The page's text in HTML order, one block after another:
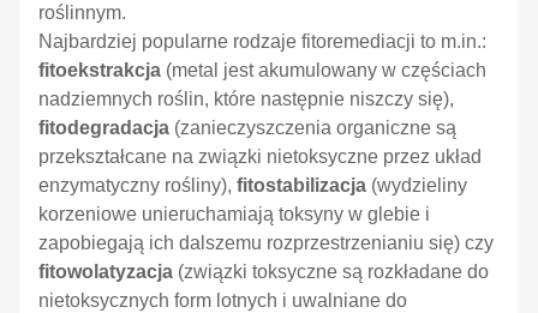
roślinnym.
Najbardziej popularne rodzaje fitoremediacji to m.in.:
fitoekstrakcja (metal jest akumulowany w częściach
nadziemnych roślin, które następnie niszczy się),
fitodegradacja (zanieczyszczenia organiczne są
przekształcane na związki nietoksyczne przez układ
enzymatyczny rośliny), fitostabilizacja (wydzieliny
korzeniowe unieruchamiają toksyny w glebie i
zapobiegają ich dalszemu rozprzestrzenianiu się) czy
fitowolatyzacja (związki toksyczne są rozkładane do
nietoksycznych form lotnych i uwalniane do